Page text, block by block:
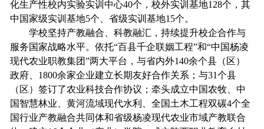
化生产性校内实验实训中心40个，校外实训基地128个，其
中国家级实训基地5个、省级实训基地15个。
学校坚持产教融合、科教融汇，持续提升校企合作与
服务国家战略水平。依托“百县千企联姻工程”和“中国杨凌
现代农业职教集团”两大平台，与省内外140余个县（区）
政府、1800余家企业建立长期友好合作关系；与31个县
（区）签订了农业科技合作协议；牵头成立中国农牧、中
国智慧林业、黄河流域现代水利、全国土木工程双碳4个全
国行业产教融合共同体和省级杨凌现代农业市域产教联合